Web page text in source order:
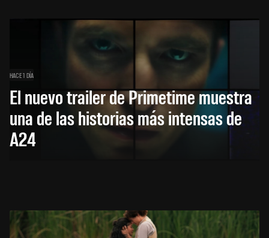
HACE 1 DÍA
El nuevo trailer de Primetime muestra
una de las historias más intensas de
A24